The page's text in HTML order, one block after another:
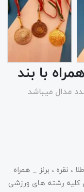
با بند
مدال میباشد
۴ _موجود در ۳ رنگ _ طلا ، نقره ، برنز _ همراه
کلیه رشته های ورزشی